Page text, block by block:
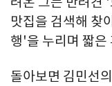
맛집을 검색해 찾
행'을 누리며 짧은
돌아보면 김민선